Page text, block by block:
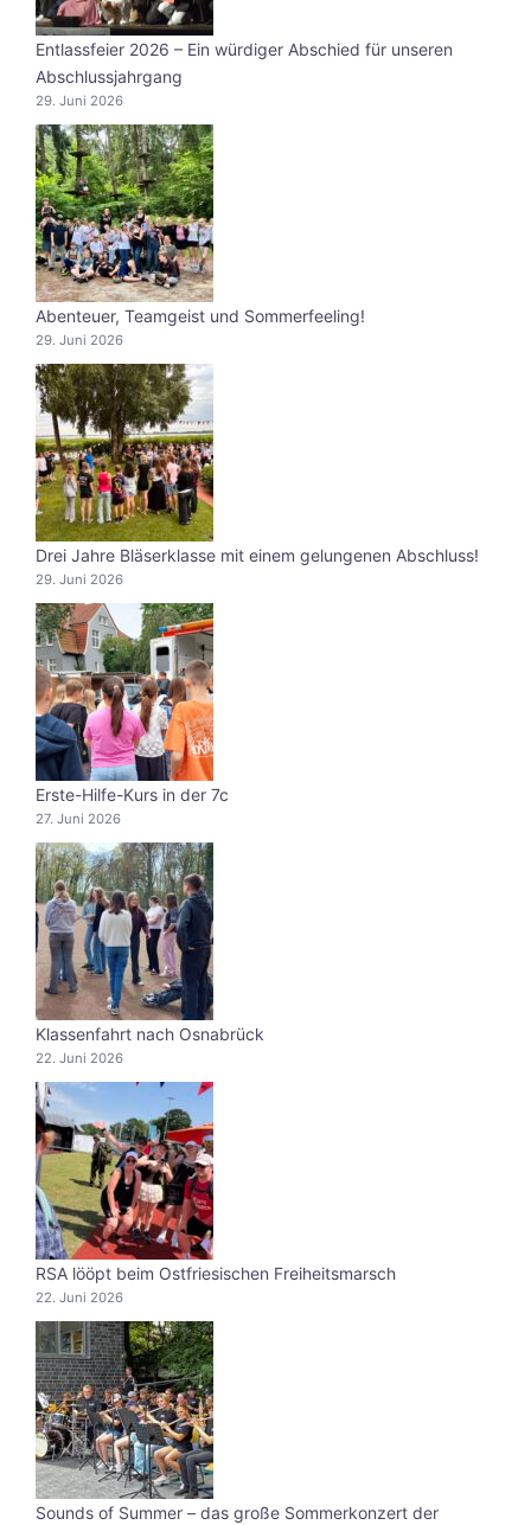
Entlassfeier 2026 – Ein würdiger Abschied für unseren
Abschlussjahrgang
29. Juni 2026
Abenteuer, Teamgeist und Sommerfeeling!
29. Juni 2026
Drei Jahre Bläserklasse mit einem gelungenen Abschluss!
29. Juni 2026
Erste-Hilfe-Kurs in der 7c
27. Juni 2026
Klassenfahrt nach Osnabrück
22. Juni 2026
RSA lööpt beim Ostfriesischen Freiheitsmarsch
22. Juni 2026
Sounds of Summer – das große Sommerkonzert der